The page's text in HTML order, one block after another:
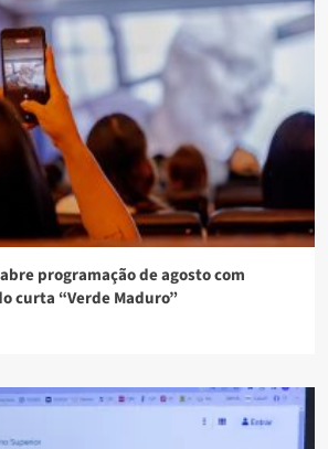
programação de agosto com
curta “Verde Maduro”